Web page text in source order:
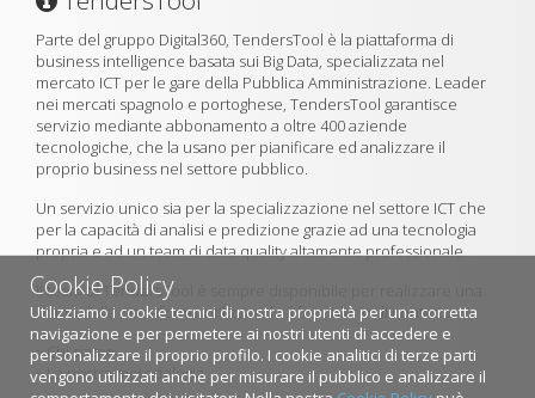
Cookie Policy
Utilizziamo i cookie tecnici di nostra proprietà per una corretta
navigazione e per permetere ai nostri utenti di accedere e
personalizzare il proprio profilo. I cookie analitici di terze parti
vengono utilizzati anche per misurare il pubblico e analizzare il
Parte del gruppo Digital360, TendersTool è la piattaforma di
business intelligence basata sui Big Data, specializzata nel
mercato ICT per le gare della Pubblica Amministrazione. Leader
nei mercati spagnolo e portoghese, TendersTool garantisce
servizio mediante abbonamento a oltre 400 aziende
tecnologiche, che la usano per pianificare ed analizzare il
proprio business nel settore pubblico.
Un servizio unico sia per la specializzazione nel settore ICT che
per la capacità di analisi e predizione grazie ad una tecnologia
propria e ad un team di data quality altamente professionale.
Il team di TendersTool è sempre disponibile per realizzare una
demo della piattaforma utilizzando il formulario di contatto.
»Chi siamo
»La nostra metodologia